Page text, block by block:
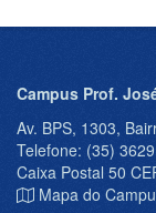
Campus Prof.
Av. BPS, 1303,
Telefone: (35)
Caixa Postal 50
Mapa do